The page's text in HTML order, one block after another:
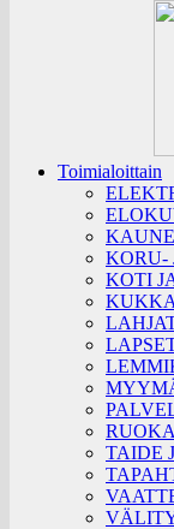
Toimialoittain
KORU-
KOTI
TAIDE